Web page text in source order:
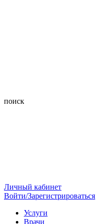
поиск
Личный кабинет
Войти/Зарегистрироваться
Услуги
Врачи